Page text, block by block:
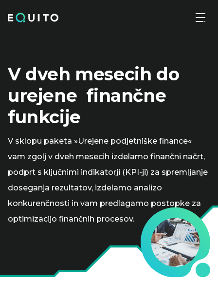
the
V dveh mesecih do
urejene finančne
funkcije
V sklopu paketa »Urejene podjetniške finance«
vam zgolj v dveh mesecih izdelamo finančni načrt,
podprt s ključnimi indikatorji (KPI-ji) za spremljanje
doseganja rezultatov, izdelamo analizo
konkurenčnosti in vam predlagamo postopke za
optimizacijo finančnih procesov.